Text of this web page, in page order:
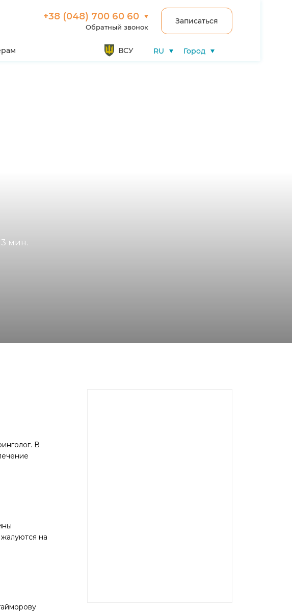
+38 (048) 700 60 60
Обратный звонок
Записаться
ВСУ RU Город
3 мин.
В
на